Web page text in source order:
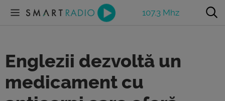
107.3 Mhz
Englezii dezvoltă un
medicament cu